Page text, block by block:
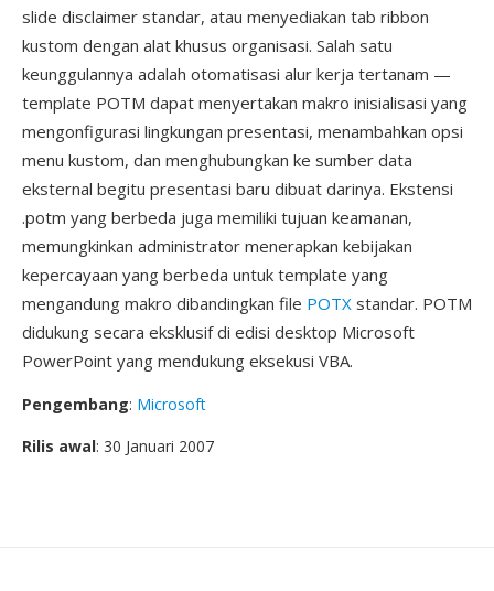
slide disclaimer standar, atau menyediakan tab ribbon
kustom dengan alat khusus organisasi. Salah satu
keunggulannya adalah otomatisasi alur kerja tertanam —
template POTM dapat menyertakan makro inisialisasi yang
mengonfigurasi lingkungan presentasi, menambahkan opsi
menu kustom, dan menghubungkan ke sumber data
eksternal begitu presentasi baru dibuat darinya. Ekstensi
.potm yang berbeda juga memiliki tujuan keamanan,
memungkinkan administrator menerapkan kebijakan
kepercayaan yang berbeda untuk template yang
mengandung makro dibandingkan file POTX standar. POTM
didukung secara eksklusif di edisi desktop Microsoft
PowerPoint yang mendukung eksekusi VBA.
Pengembang: Microsoft
Rilis awal: 30 Januari 2007